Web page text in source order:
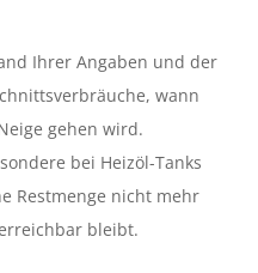
Ihrer Angaben und der
wann
gehen wird.
bei Heizöl-Tanks
Restmenge nicht mehr
bleibt.